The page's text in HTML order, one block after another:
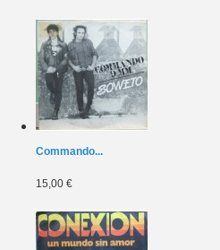
Commando...
15,00 €